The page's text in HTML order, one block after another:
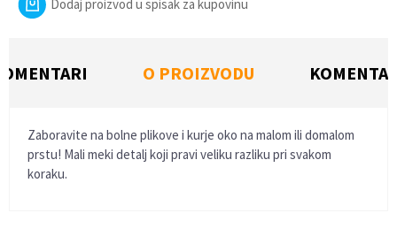
Dodaj proizvod u spisak za kupovinu
O PROIZVODU
Zaboravite na bolne plikove i kurje oko na malom ili domalom
prstu! Mali meki detalj koji pravi veliku razliku pri svakom
koraku.